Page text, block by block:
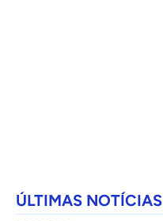
ÚLTIMAS NOTÍCIAS